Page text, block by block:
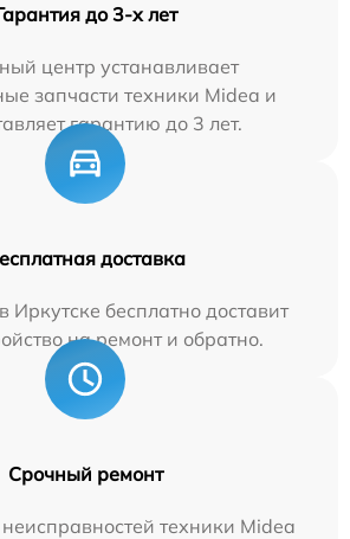
до 3-х лет
центр устанавливает
запчасти техники Midea и
гарантию до 3 лет.
доставка
Иркутске бесплатно доставит
на ремонт и обратно.
Срочный ремонт
техники Midea